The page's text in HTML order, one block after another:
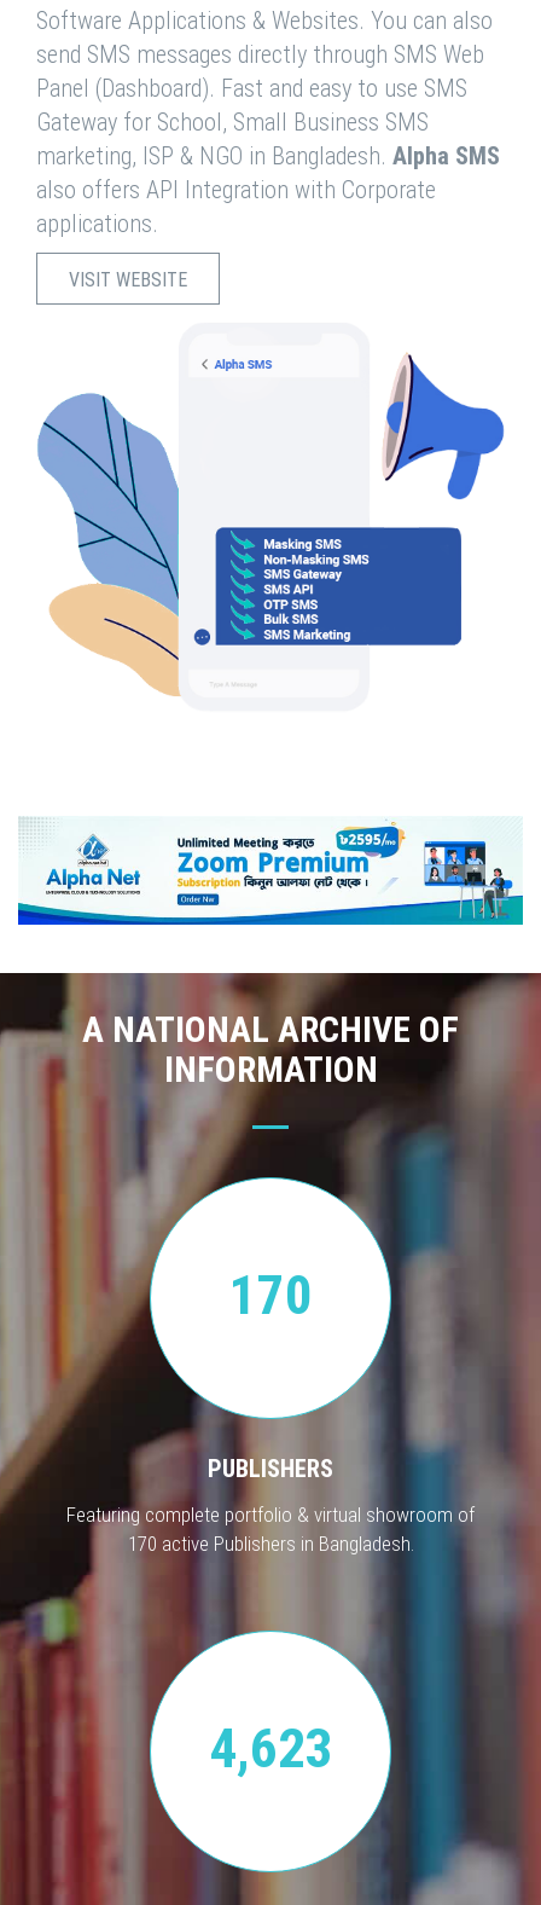
Software Applications & Websites. You can also
send SMS messages directly through SMS Web
Panel (Dashboard). Fast and easy to use SMS
Gateway for School, Small Business SMS
marketing, ISP & NGO in Bangladesh. Alpha SMS
also offers API Integration with Corporate
applications.
VISIT WEBSITE
A NATIONAL ARCHIVE OF
INFORMATION
170
PUBLISHERS
Featuring complete portfolio & virtual showroom of
170 active Publishers in Bangladesh.
4,623